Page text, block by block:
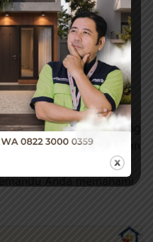
Budgeting &
adalah investasi
keamanan, dan
material kayu yang
aluminium
dengan perawatan yang
menentukan anggaran
bisa menjadi
Anda memahami